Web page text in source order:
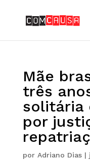
Mãe
três
solitária
por
por Adriano Dias|